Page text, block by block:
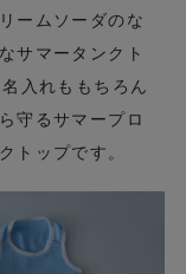
ームソーダのな
サマータンクト
入れももちろん
守るサマープロ
トップです。